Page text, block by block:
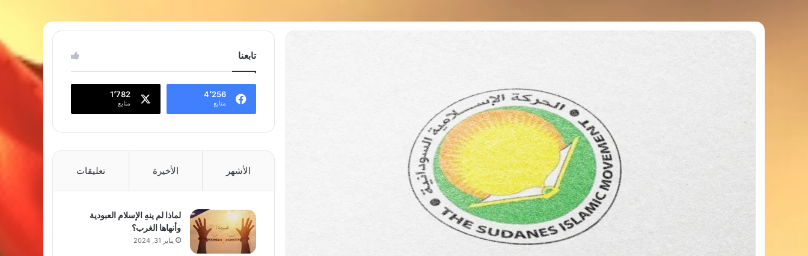
تابعنا
4٬256
متابع
1٬782
متابع
الأشهر الأخيرة تعليقات
لماذا لم ينهِ الإسلام العبودية
وأنهاها الغرب؟
يناير 31, 2024